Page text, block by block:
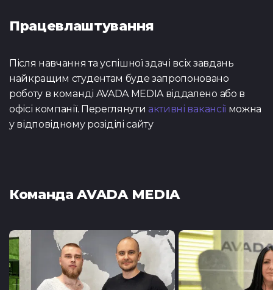
Працевлаштування
Після навчання та успішної здачі всіх завдань
найкращим студентам буде запропоновано
роботу в команді AVADA MEDIA віддалено або в
офісі компанії. Переглянутиактивні вакансіїможна
у відповідному розіділі сайту
Команда AVADA MEDIA